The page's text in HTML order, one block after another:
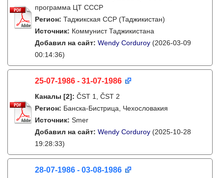
программа ЦТ СССР
Регион: Таджикская ССР (Таджикистан)
Источник: Коммунист Таджикистана
Добавил на сайт: Wendy Corduroy (2026-03-09
00:14:36)
25-07-1986 - 31-07-1986
Каналы [2]: ČST 1, ČST 2
Регион: Банска-Бистрица, Чехословакия
Источник: Smer
Добавил на сайт: Wendy Corduroy (2025-10-28
19:28:33)
28-07-1986 - 03-08-1986